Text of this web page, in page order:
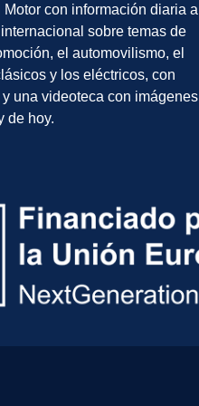
con información diaria a
sobre temas de
el automovilismo, el
y los eléctricos, con
una videoteca con imágenes
de hoy.